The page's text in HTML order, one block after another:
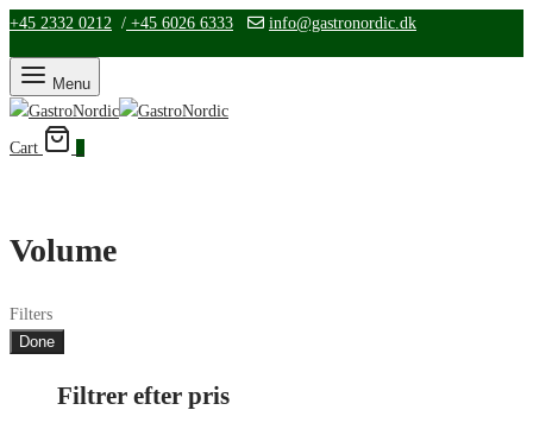
+45 2332 0212 / +45 6026 6333 info@gastronordic.dk
Menu
Cart
Volume
Filters
Done
Filtrer efter pris